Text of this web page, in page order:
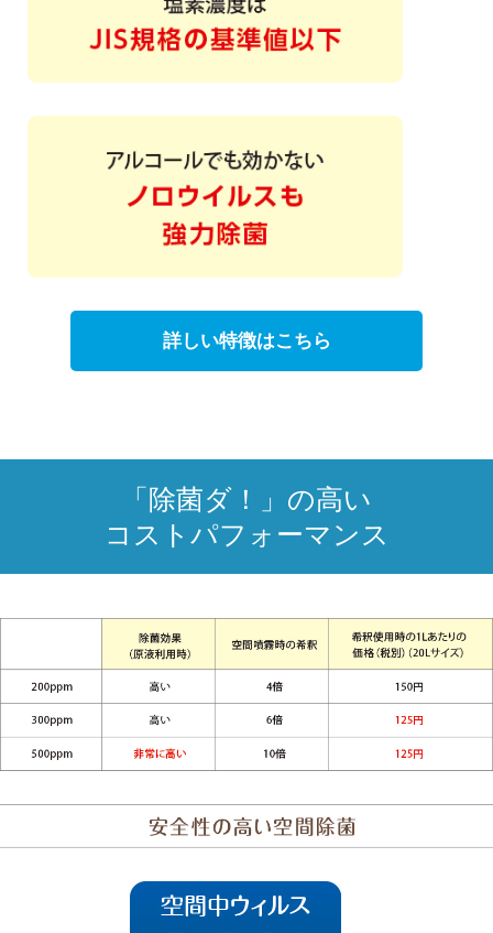
詳しい特徴はこちら
「除菌ダ！」の高い
コストパフォーマンス